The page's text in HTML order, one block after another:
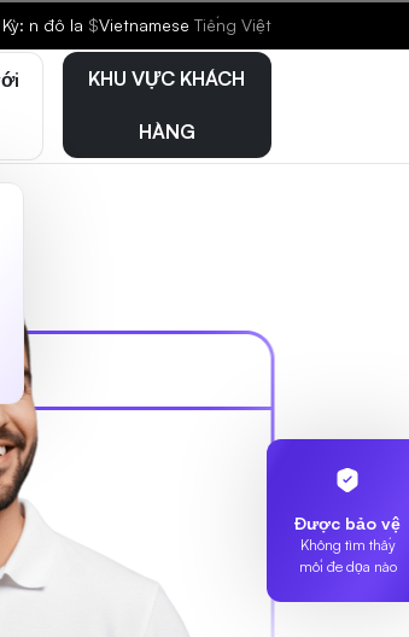
n đô la $Vietnamese Tiếng Việt
KHU VỰC KHÁCH
HÀNG
Được bảo vệ
Không tìm thấy
mối đe dọa nào